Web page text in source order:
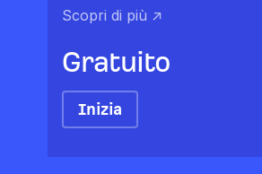
Scopri di più ↗
Gratuito
Inizia